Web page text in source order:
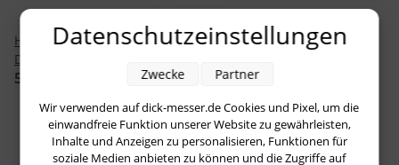
HACCP Schneidbrett von
Dick für Backwaren
50,68 €
HACCP Schneidbrett von
61,70 €
Datenschutzeinstellungen
Wir verwenden auf dick-messer.de Cookies und Pixel, um die
einwandfreie Funktion unserer Website zu gewährleisten,
Inhalte und Anzeigen zu personalisieren, Funktionen für
soziale Medien anbieten zu können und die Zugriffe auf
Zwecke Partner